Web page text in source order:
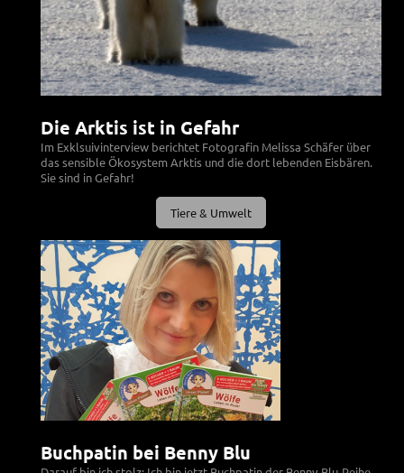
Die Arktis ist in Gefahr
Im Exklsuivinterview berichtet Fotografin Melissa Schäfer über
das sensible Ökosystem Arktis und die dort lebenden Eisbären.
Sie sind in Gefahr!
Tiere & Umwelt
Buchpatin bei Benny Blu